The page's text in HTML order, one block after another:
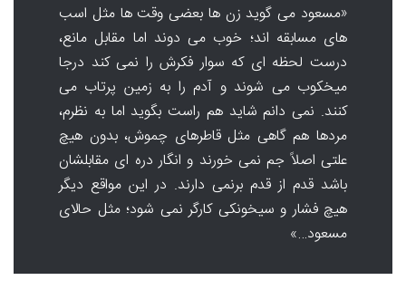
«مسعود می گوید زن ها بعضی وقت ها مثل اسب
های مسابقه اند؛ خوب می دوند اما مقابل مانع،
درست لحظه ای که سوار فکرش را نمی کند درجا
میخکوب می شوند و آدم را به زمین پرتاب می
کنند. نمی دانم شاید هم راست بگوید اما به نظرم،
مردها هم گاهی مثل قاطرهای چموش، بدون هیچ
علتی اصلاً جم نمی خورند و انگار دره ای مقابلشان
باشد قدم از قدم برنمی دارند. در این مواقع دیگر
هیچ فشار و سیخونکی کارگر نمی شود؛ مثل حالای
مسعود…»